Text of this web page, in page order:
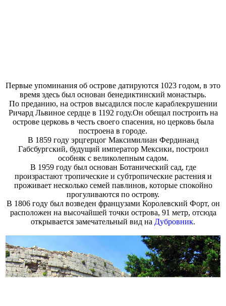
Первые упоминания об острове датируются 1023 годом, в это
время здесь был основан бенедиктинский монастырь.
По преданию, на остров высадился после караблекрушении
Ричард Львиное сердце в 1192 году.Он обещал построить на
острове церковь в честь своего спасения, но церковь была
построена в городе.
В 1859 году эрцгерцог Максимилиан Фердинанд
Габсбургский, будущий император Мексики, построил
особняк с великолепным садом.
В 1959 году был основан Ботанический сад, где
произрастают тропические и субтропические растения и
проживает несколько семей павлинов, которые спокойно
прогуливаются по острову.
В 1806 году был возведен французами Королевский Форт, он
расположен на высочайшей точки острова, 91 метр, отсюда
открывается замечательный вид на Дубровник.